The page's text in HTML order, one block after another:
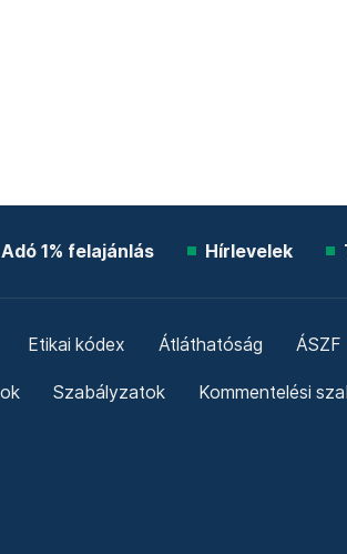
Adó 1% felajánlás Hírlevelek
Etikai kódex Átláthatóság ÁSZF
Szabályzatok Kommentelési